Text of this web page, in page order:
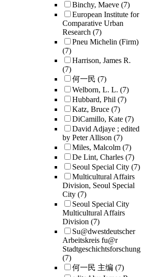
Binchy, Maeve (7)
European Institute for
Comparative Urban
Research (7)
Pneu Michelin (Firm)
(7)
Harrison, James R.
(7)
何一民 (7)
Welborn, L. L. (7)
Hubbard, Phil (7)
Katz, Bruce (7)
DiCamillo, Kate (7)
David Adjaye ; edited
by Peter Allison (7)
Miles, Malcolm (7)
De Lint, Charles (7)
Seoul Special City (7)
Multicultural Affairs
Division, Seoul Special
City (7)
Seoul Special City
Multicultural Affairs
Division (7)
Su@dwestdeutscher
Arbeitskreis fu@r
Stadtgeschichtsforschung
(7)
何一民 主编 (7)